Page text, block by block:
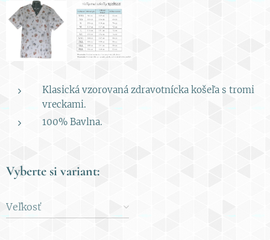
Klasická vzorovaná zdravotnícka košeľa s tromi
vreckami.
100% Bavlna.
Vyberte si variant:
Veľkosť